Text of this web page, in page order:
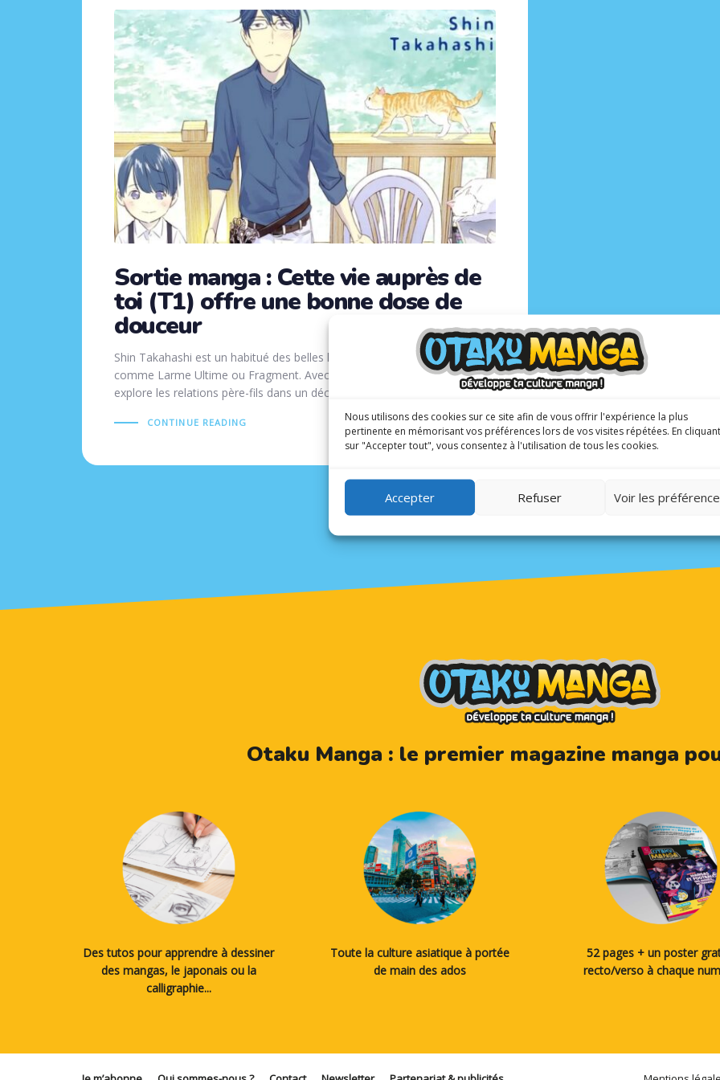
Nous utilisons des cookies sur ce site afin de vous offrir l'expérience la plus
pertinente en mémorisant vos préférences lors de vos visites répétées. En cliquant
sur "Accepter tout", vous consentez à l'utilisation de tous les cookies.
Accepter Refuser Voir les
Sortie manga : Cette vie auprès de
toi (T1) offre une bonne dose de
douceur
Shin Takahashi est un habitué des belles histoires qui font du bien,
comme Larme Ultime ou Fragment. Avec Cette vie auprès de toi, il
explore les relations père-fils dans un décors insulaire.
CONTINUE READING
Otaku Manga : le premier magazine manga
Des tutos pour apprendre à dessiner
des mangas, le japonais ou la
calligraphie...
Toute la culture asiatique à portée
de main des ados
52 pages + un poster
recto/verso à chaque